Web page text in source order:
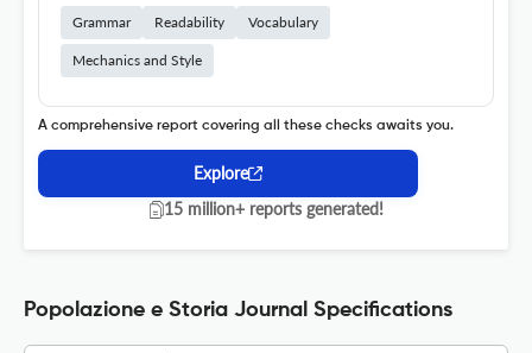
Grammar Readability Vocabulary
Mechanics and Style
A comprehensive report covering all these checks awaits you.
Explore
15 million+ reports generated!
Popolazione e Storia Journal Specifications